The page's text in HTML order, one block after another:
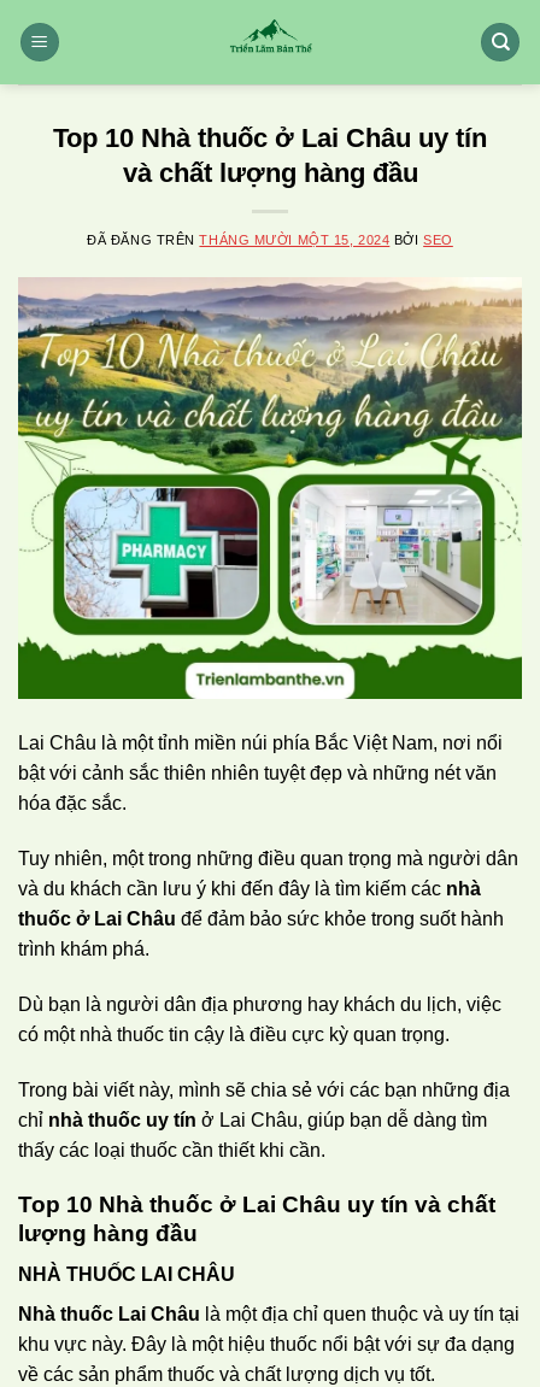
đến
Top 10 Nhà thuốc ở Lai Châu uy tín
và chất lượng hàng đầu
ĐÃ ĐĂNG TRÊNTHÁNG MƯỜI MỘT 15, 2024 BỞISEO
Lai Châu là một tỉnh miền núi phía Bắc Việt Nam, nơi nổi
bật với cảnh sắc thiên nhiên tuyệt đẹp và những nét văn
hóa đặc sắc.
Tuy nhiên, một trong những điều quan trọng mà người dân
và du khách cần lưu ý khi đến đây là tìm kiếm các nhà
thuốc ở Lai Châu để đảm bảo sức khỏe trong suốt hành
trình khám phá.
Dù bạn là người dân địa phương hay khách du lịch, việc
có một nhà thuốc tin cậy là điều cực kỳ quan trọng.
Trong bài viết này, mình sẽ chia sẻ với các bạn những địa
chỉ nhà thuốc uy tín ở Lai Châu, giúp bạn dễ dàng tìm
thấy các loại thuốc cần thiết khi cần.
Top 10 Nhà thuốc ở Lai Châu uy tín và chất
lượng hàng đầu
NHÀ THUỐC LAI CHÂU
Nhà thuốc Lai Châu là một địa chỉ quen thuộc và uy tín tại
khu vực này. Đây là một hiệu thuốc nổi bật với sự đa dạng
về các sản phẩm thuốc và chất lượng dịch vụ tốt.